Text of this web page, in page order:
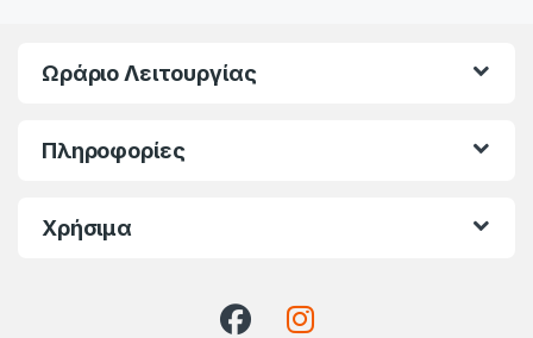
Ωράριο Λειτουργίας
Πληροφορίες
Χρήσιμα